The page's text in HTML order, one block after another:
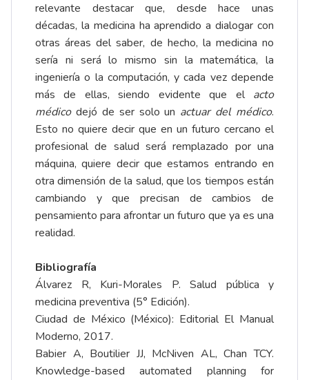
relevante destacar que, desde hace unas
décadas, la medicina ha aprendido a dialogar con
otras áreas del saber, de hecho, la medicina no
sería ni será lo mismo sin la matemática, la
ingeniería o la computación, y cada vez depende
más de ellas, siendo evidente que el acto
médicodejó de ser solo un actuar del médico.
Esto no quiere decir que en un futuro cercano el
profesional de salud será remplazado por una
máquina, quiere decir que estamos entrando en
otra dimensión de la salud, que los tiempos están
cambiando y que precisan de cambios de
pensamiento para afrontar un futuro que ya es una
realidad.
Bibliografía
Álvarez R, Kuri-Morales P. Salud pública y
medicina preventiva (5° Edición).
Ciudad de México (México): Editorial El Manual
Moderno, 2017.
Babier A, Boutilier JJ, McNiven AL, Chan TCY.
Knowledge-based automated planning for